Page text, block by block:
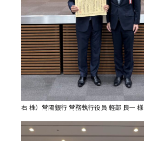
右 株）常陽銀行 常務執行役員 軽部 良一 様